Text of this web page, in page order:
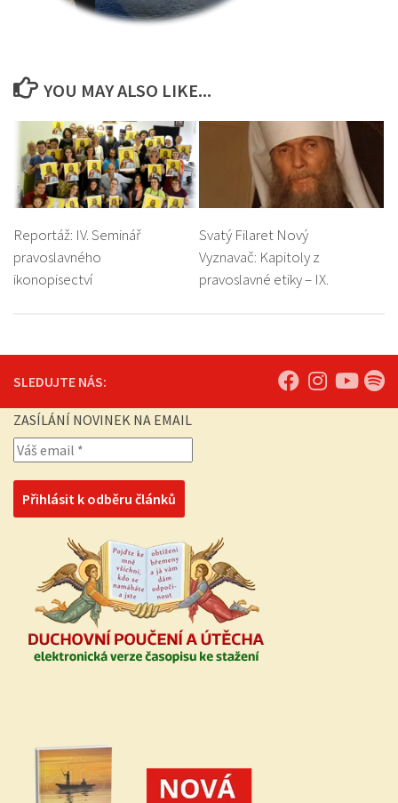
YOU MAY ALSO LIKE...
Reportáž: IV. Seminář
pravoslavného
ikonopisectví
Svatý Filaret Nový
Vyznavač: Kapitoly z
pravoslavné etiky – IX.
SLEDUJTE NÁS:
ZASÍLÁNÍ NOVINEK NA EMAIL